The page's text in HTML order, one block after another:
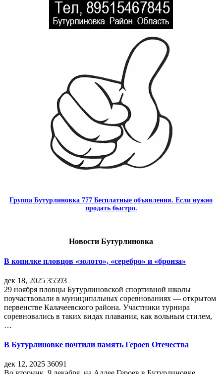
Группа Бутурлиновка 777 Бесплатные объявления. Если нужно
продать быстро.
Новости Бутурлиновка
В копилке пловцов «золото», «серебро» и «бронза»
дек 18, 2025 35593
29 ноября пловцы Бутурлиновской спортивной школы
поучаствовали в муниципальных соревнованиях — открытом
первенстве Калачеевского района. Участники турнира
соревновались в таких видах плавания, как вольным стилем,
…
В Бутурлиновке почтили память Героев Отечества
дек 12, 2025 36091